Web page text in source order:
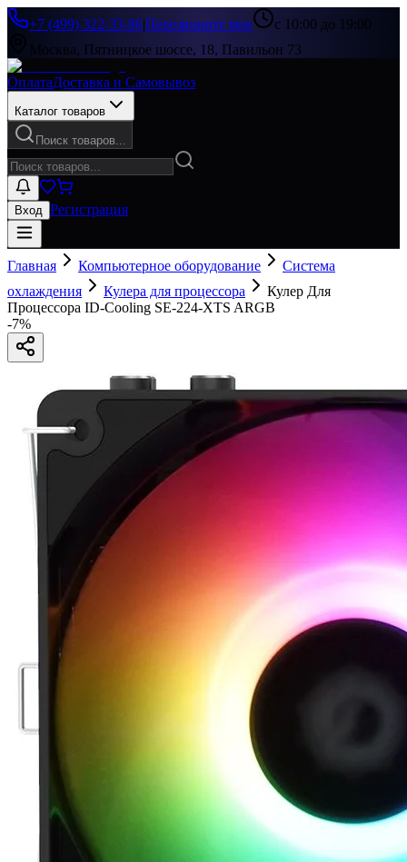
+7 (499) 322-33-86|Перезвоните мне
с 10:00 до 19:00
Москва, Пятницкое шоссе, 18, Павильон 73
ОплатаДоставка и Самовывоз
Каталог товаров
Поиск товаров...
Вход Регистрация
Главная Компьютерное оборудование
Система
охлаждения
Кулера для процессора
Кулер Для
Процессора ID-Cooling SE-224-XTS ARGB
-7%